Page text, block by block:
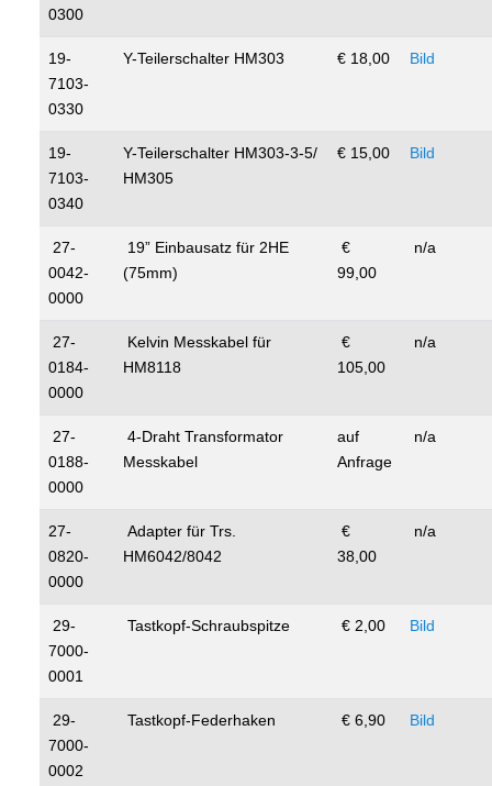
0300
19-
7103-
0330
Y-Teilerschalter HM303 € 18,00 Bild
19-
7103-
0340
Y-Teilerschalter HM303-3-5/
HM305
€ 15,00 Bild
27-
0042-
0000
19” Einbausatz für 2HE
(75mm)
€
99,00
n/a
27-
0184-
0000
Kelvin Messkabel für
HM8118
€
105,00
n/a
27-
0188-
0000
4-Draht Transformator
Messkabel
auf
Anfrage
n/a
27-
0820-
0000
Adapter für Trs.
HM6042/8042
€
38,00
n/a
29-
7000-
0001
Tastkopf-Schraubspitze € 2,00 Bild
29-
7000-
0002
Tastkopf-Federhaken € 6,90 Bild